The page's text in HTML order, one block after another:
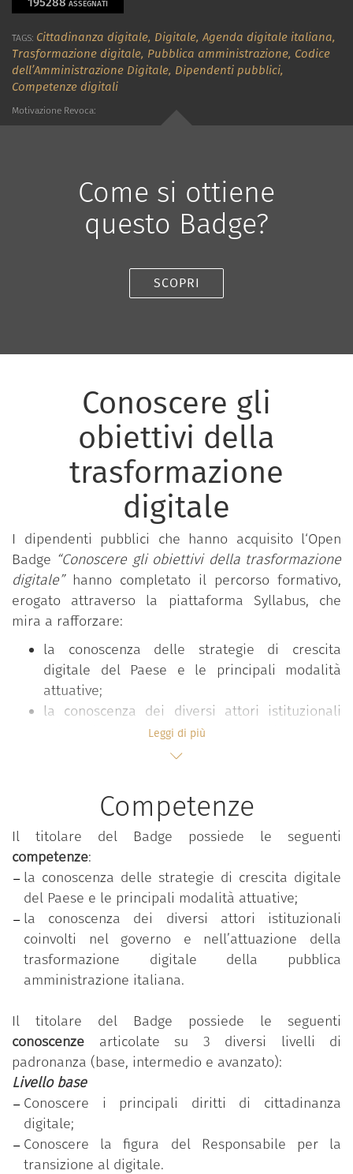
ASSEGNATI
TAGS: Cittadinanza digitale, Digitale,Agenda digitale italiana,
Trasformazione digitale, Pubblica amministrazione, Codice
dell’Amministrazione Digitale, Dipendenti pubblici,
Competenze digitali
Motivazione Revoca:
Come si ottiene
questo Badge?
SCOPRI
Conoscere gli
obiettivi della
trasformazione
digitale
I dipendenti pubblici che hanno acquisito l‘Open
Badge “Conoscere gli obiettivi della trasformazione
digitale” hanno completato il percorso formativo,
erogato attraverso la piattaforma Syllabus, che
mira a rafforzare:
la conoscenza delle strategie di crescita
digitale del Paese e le principali modalità
attuative;
la conoscenza dei diversi attori istituzionali
coinvolti nel governo e nell’attuazione della
trasformazione digitale della pubblica
“Conoscere gli obiettivi della
trasformazione digitale”è parte del programma
formativo “Competenze digitali per la PA”, che mira
a rafforzare le competenze digitali comuni a tutti i
dipendenti pubblici al fine di accrescere la
propensione complessiva al cambiamento e
all’innovazione nella pubblica amministrazione. Il
programma è messo a disposizione gratuitamente
dal Dipartimento della funzione pubblica della
Il programma si basa sul
Syllabus “Competenze
digitali per la PA”che si compone di 11 competenze
organizzate in 5 aree tematiche; ciascuna
competenza, a sua volta, si articola in un numero
variabile di conoscenze/abilità raggruppate
secondo tre livelli di padronanza (base, intermedio
e avanzato).
Leggi di più
Competenze
Il titolare del Badge possiede le seguenti
competenze:
la conoscenza delle strategie di crescita digitale
del Paese e le principali modalità attuative;
la conoscenza dei diversi attori istituzionali
coinvolti nel governo e nell’attuazione della
trasformazione digitale della pubblica
amministrazione italiana.
Il titolare del Badge possiede le seguenti
conoscenze articolate su 3 diversi livelli di
padronanza (base, intermedio e avanzato):
Livello base
Conoscere i principali diritti di cittadinanza
digitale;
Conoscere la figura del Responsabile per la
transizione al digitale.